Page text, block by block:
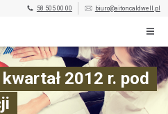
58 505 00 00 biuro@aitoncaldwell.pl
2012 r. pod